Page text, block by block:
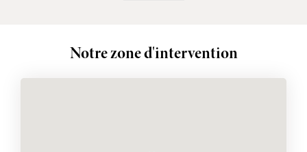
Notre zone d'intervention